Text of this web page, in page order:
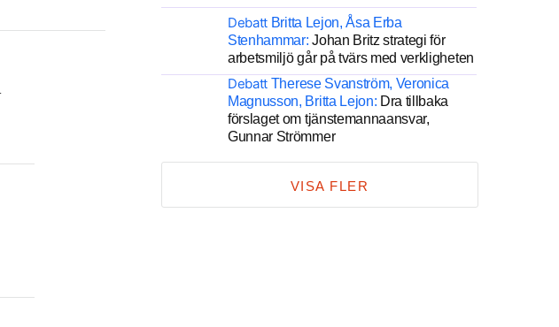
Debatt Britta Lejon, Åsa Erba
Stenhammar: Johan Britz strategi för
arbetsmiljö går på tvärs med verkligheten
Debatt Therese Svanström, Veronica
Magnusson, Britta Lejon: Dra tillbaka
förslaget om tjänstemannaansvar,
Gunnar Strömmer
VISA FLER